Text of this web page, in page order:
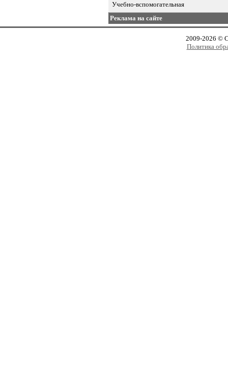
Учебно-вспомогательная
Реклама на сайте
2009-2026 ©
Политика